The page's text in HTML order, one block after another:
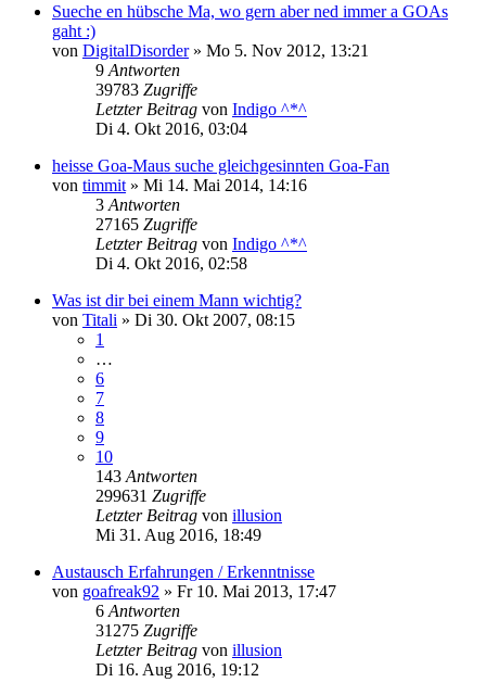
Sueche en hübsche Ma, wo gern aber ned immer a GOAs
gaht :)
von DigitalDisorder» Mo 5. Nov 2012, 13:21
9 Antworten
39783 Zugriffe
Letzter Beitrag von Indigo ^*^
Di 4. Okt 2016, 03:04
heisse Goa-Maus suche gleichgesinnten Goa-Fan
von timmit » Mi 14. Mai 2014, 14:16
3 Antworten
27165 Zugriffe
Letzter Beitrag von Indigo ^*^
Di 4. Okt 2016, 02:58
Was ist dir bei einem Mann wichtig?
von Titali » Di 30. Okt 2007, 08:15
1
…
6
7
8
9
10
143 Antworten
299631 Zugriffe
Letzter Beitrag von illusion
Mi 31. Aug 2016, 18:49
Austausch Erfahrungen / Erkenntnisse
von goafreak92 » Fr 10. Mai 2013, 17:47
6 Antworten
31275 Zugriffe
Letzter Beitrag von illusion
Di 16. Aug 2016, 19:12